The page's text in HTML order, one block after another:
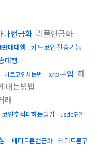
나현금화 리플현금화
매대행 카드코인전송가능
대행
비트코인사는법 xrp구입 해
내는방법
래
코인추적피하는방법
usdc구입
테더트론현금화 테더트론구